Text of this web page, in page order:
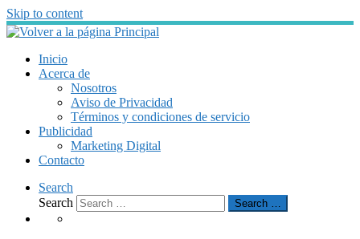
Skip to content
Inicio
Acerca de
Nosotros
Aviso de Privacidad
Términos y condiciones de servicio
Publicidad
Marketing Digital
Contacto
Search
Search
Search …